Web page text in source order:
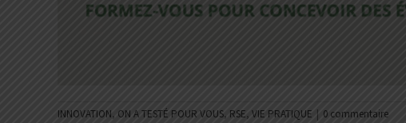
INNOVATION, ON A TESTÉ POUR VOUS, RSE, VIE PRATIQUE | 0 commentaire